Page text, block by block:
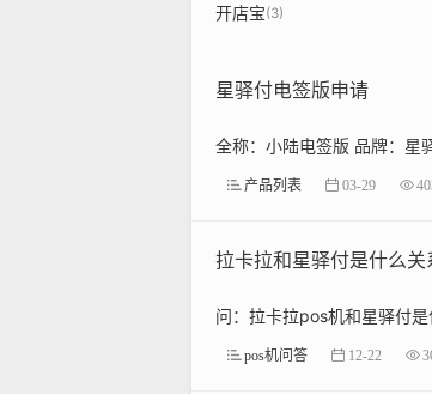
开店宝(3)
星驿付电签版申请
全称：小陆电签版 品牌：
产品列表 03-29
拉卡拉和星驿付是什么
问：拉卡拉pos机和星驿付
pos机问答 12-22